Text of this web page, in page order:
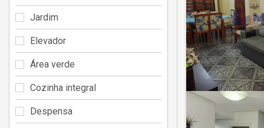
Jardim
Elevador
Área verde
Cozinha integral
Despensa